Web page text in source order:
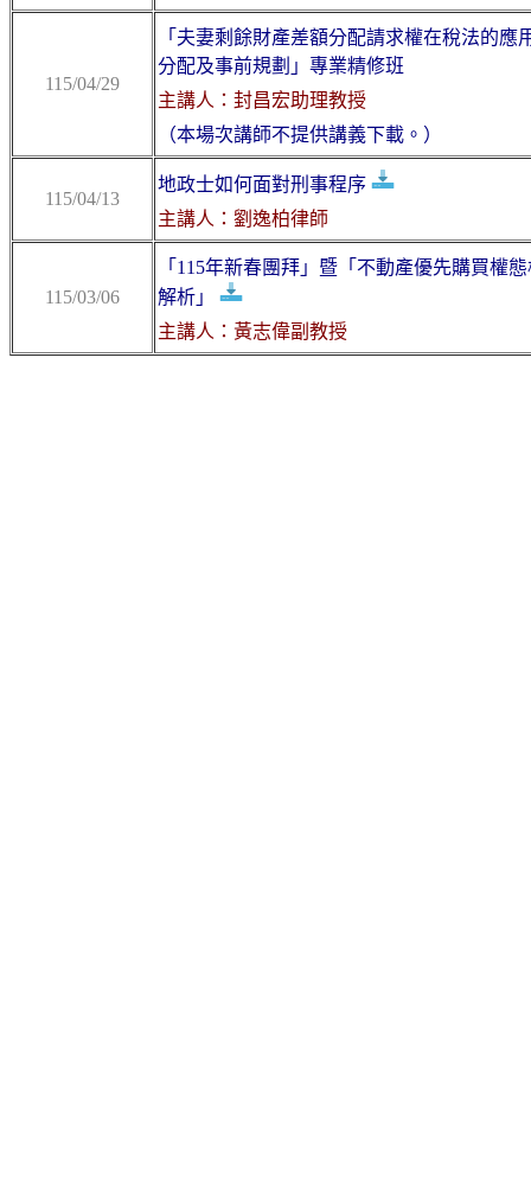
115/04/29
「夫妻剩餘財產差額分配請求權在稅法的應
分配及事前規劃」專業精修班
主講人：封昌宏助理教授
（本場次講師不提供講義下載。）
115/04/13
地政士如何面對刑事程序
主講人：劉逸柏律師
115/03/06
「115年新春團拜」暨「不動產優先購買權
解析」
主講人：黃志偉副教授